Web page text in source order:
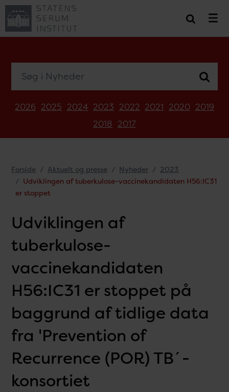
2026 2025 2024 2023 2022 2021 2020 2019
2018 2017
Forside Aktuelt og presse Nyheder
2023
Udviklingen af tuberkulose-vaccinekandidaten H56:IC31
er stoppet
Udviklingen af
tuberkulose-
vaccinekandidaten
H56:IC31 er stoppet på
baggrund af tidlige data
fra 'Prevention of
Recurrence (POR) TB´-
konsortiet